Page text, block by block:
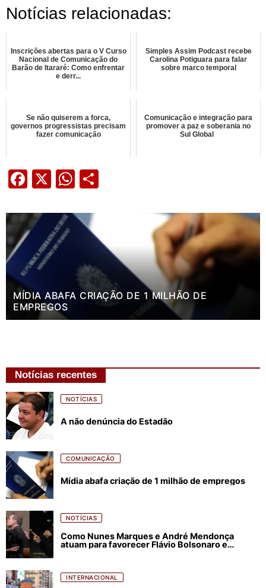
Notícias relacionadas:
Inscrições abertas para o V Curso
Nacional de Comunicação do
Barão de Itararé: Como enfrentar
e derr...
Simples Assim Podcast recebe
Carolina Potiguara para falar
sobre marco temporal
Se não quiserem a forca,
governos progressistas precisam
fazer comunicação
Comunicação e integração para
promover a paz e soberania no
Sul Global
Facebook
X WhatsApp
MÍDIA ABAFA CRIAÇÃO DE 1 MILHÃO DE
EMPREGOS
Notícias recentes
NOTÍCIAS
A não denúncia do Estadão
COMUNICAÇÃO
Mídia abafa criação de 1 milhão de empregos
NOTÍCIAS
Como Nunes Marques e André Mendonça
atuam para favorecer Flávio Bolsonaro e
INTERNACIONAL